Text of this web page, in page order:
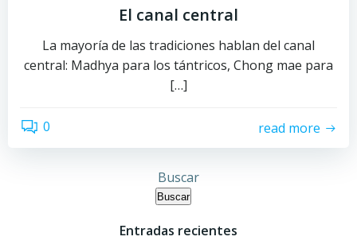
El canal central
La mayoría de las tradiciones hablan del canal
central: Madhya para los tántricos, Chong mae para
[…]
0 read more
Buscar
Buscar
Entradas recientes